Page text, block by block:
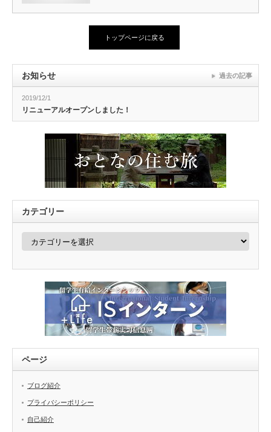
トップページに戻る
お知らせ
2019/12/1
リニューアルオープンしました！
過去の記事
カテゴリー
カ
ー
ページ
ブログ紹介
プライバシーポリシー
自己紹介